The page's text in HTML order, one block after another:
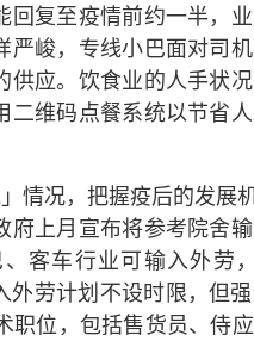
回复至疫情前约一半，
严峻，专线小巴面对司
供应。饮食业的人手状
二维码点餐系统以节省
情况，把握疫后的发展
府上月宣布将参考院舍
客车行业可输入外劳
外劳计划不设时限，但
职位，包括售货员、侍